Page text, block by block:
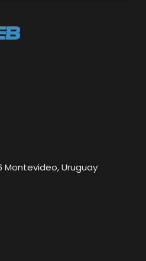
Montevideo, Uruguay